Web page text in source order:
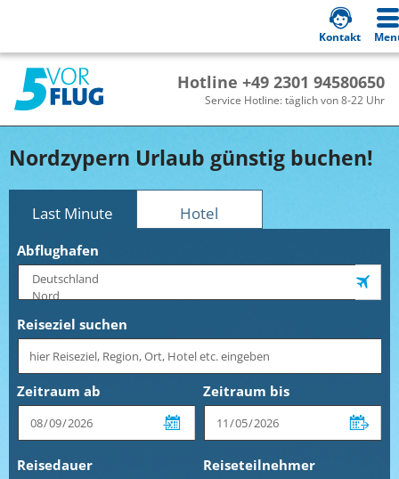
Hotline +49 2301 94580650
Service Hotline: täglich von 8-22 Uhr
Kontakt
Nordzypern Urlaub günstig buchen!
Last Minute Hotel
Abflughafen
Reiseziel suchen
Zeitraum ab Zeitraum bis
Reisedauer Reiseteilnehmer